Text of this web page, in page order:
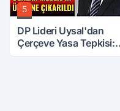
5
DP Lideri Uysal'dan
Çerçeve Yasa Tepkisi: